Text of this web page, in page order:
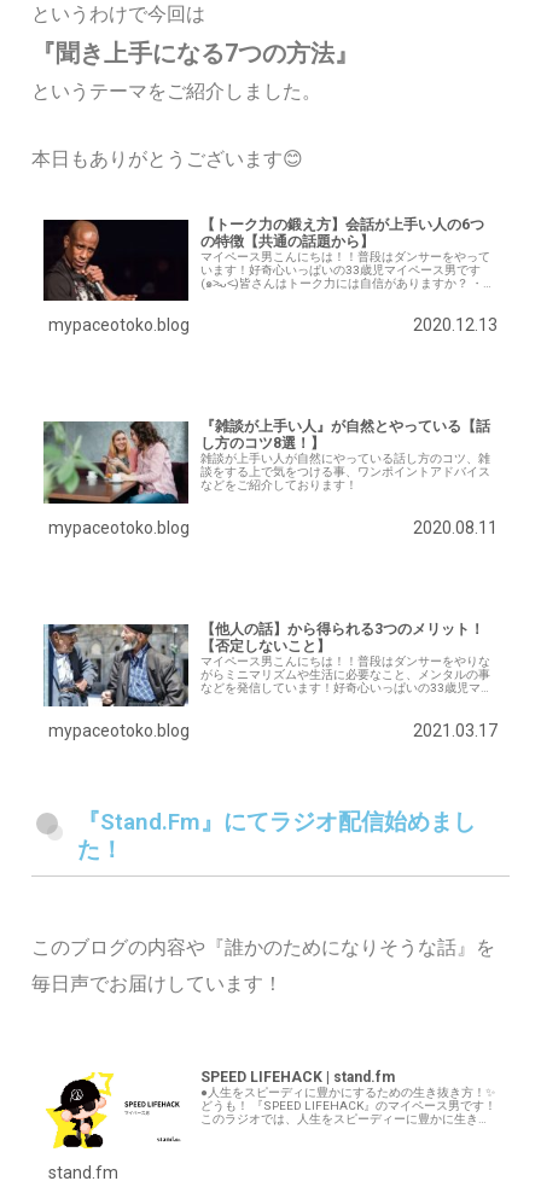
というわけで今回は
『聞き上手になる7つの方法』
というテーマをご紹介しました。
本日もありがとうございます😊
【トーク力の鍛え方】会話が上手い人の6つ
の特徴【共通の話題から】
マイペース男こんにちは！！普段はダンサーをやって
います！好奇心いっぱいの33歳児マイペース男です
(๑˃̵ᴗ˂̵)皆さんはトーク力には自信がありますか？ ・誰
mypaceotoko.blog 2020.12.13
『雑談が上手い人』が自然とやっている【話
し方のコツ8選！】
雑談が上手い人が自然にやっている話し方のコツ、雑
談をする上で気をつける事、ワンポイントアドバイス
などをご紹介しております！
mypaceotoko.blog 2020.08.11
【他人の話】から得られる3つのメリット！
【否定しないこと】
マイペース男こんにちは！！普段はダンサーをやりな
がらミニマリズムや生活に必要なこと、メンタルの事
などを発信しています！好奇心いっぱいの33歳児マイ
mypaceotoko.blog 2021.03.17
『Stand.Fm』にてラジオ配信始めまし
た！
このブログの内容や『誰かのためになりそうな話』を
毎日声でお届けしています！
SPEED LIFEHACK | stand.fm
●人生をスピーディに豊かにするための生き抜き方！✨
どうも！ 『SPEED LIFEHACK』のマイペース男です！
このラジオでは、人生をスピーディーに豊かに生き抜
stand.fm